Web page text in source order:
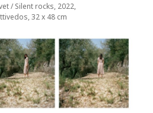
/ Silent rocks, 2022,
32 x 48 cm